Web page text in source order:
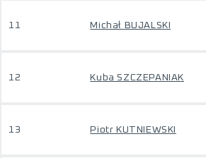
11 Michał BUJALSKI
12 Kuba SZCZEPANIAK
13 Piotr KUTNIEWSKI